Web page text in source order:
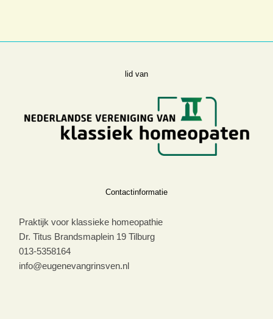
lid van
Contactinformatie
Praktijk voor klassieke homeopathie
Dr. Titus Brandsmaplein 19 Tilburg
013-5358164
info@eugenevangrinsven.nl